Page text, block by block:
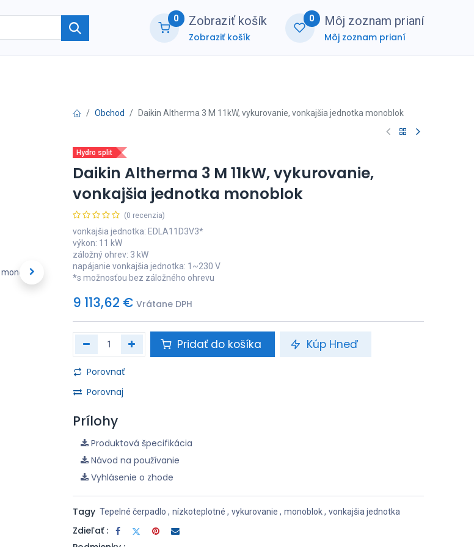
0 Zobraziť košík
Zobraziť košík
0 Môj zoznam prianí
Môj zoznam prianí
Obchod Daikin Altherma 3 M 11kW, vykurovanie, vonkajšia jednotka monoblok
Hydro split
Daikin Altherma 3 M 11kW, vykurovanie,
vonkajšia jednotka monoblok
(0 recenzia)
vonkajšia jednotka: EDLA11D3V3*
výkon: 11 kW
záložný ohrev: 3 kW
napájanie vonkajšia jednotka: 1~230 V
*s možnosťou bez záložného ohrevu
9 113,62 € Vrátane DPH
Pridať do košíka Kúp Hneď
Porovnať
Porovnaj
Prílohy
Produktová špecifikácia
Návod na používanie
Vyhlásenie o zhode
Tagy Tepelné čerpadlo , nízkoteplotné , vykurovanie , monoblok, vonkajšia jednotka
Zdieľať :